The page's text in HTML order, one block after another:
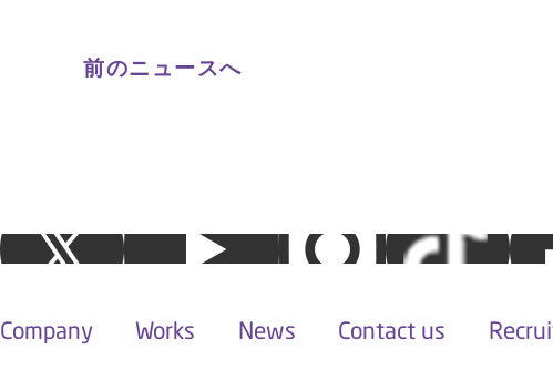
前のニュースへ
Company Works News Contact us